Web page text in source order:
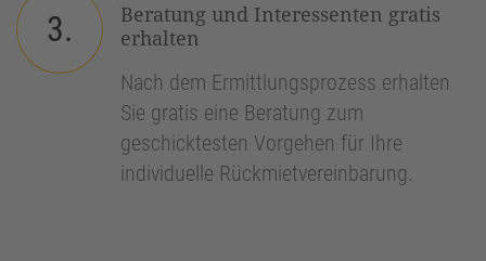
3.
Beratung und Interessenten gratis
erhalten
Nach dem Ermittlungsprozess erhalten
Sie gratis eine Beratung zum
geschicktesten Vorgehen für Ihre
individuelle Rückmietvereinbarung.